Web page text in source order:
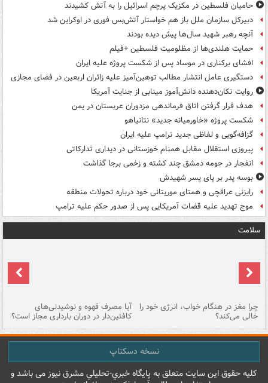
حامیان فلسطین در مکزیک پرچم اسرائیل را به آتش کشیدند
دبیرکل سازمان ملل باز هم خواستار آتش‌بس فوری در اوکراین شد
آنچه رهبر شهید سال‌ها پیش دیده بودند
حمایت هلندی‌ها از مظلومیت فلسطین +فیلم
افشای برکناری در موساد پس از شکست پروژه علیه ایران
دستگیری عامل انتشار مطالب توهین‌آمیز علیه زائران اربعین در فضای مجازی
روایت تکان‌دهنده دانش‌آموز مینابی از جنایت آمریکا
هدف قرار گرفتن اتاق‌ فرماندهی مزدوران عربستان در یمن
شکست پروژه «خاورمیانه جدید» نتانیاهو
گزافه‌گویی و لفاظی جدید ترامپ علیه ایران
پیروزی استقلال مقابل همنام خوزستانی در دیداری تدارکاتی
انفجار در حومه دمشق چند کشته و زخمی برجا گذاشت
بوسه‌ پدر بر پای پسر شهیدش
رایزنی عراقچی و همتای موریتانی خود درباره تحولات منطقه
موج تهدید علیه قضات آمریکایی پس از صدور حکم علیه ترامپ
سلامت
چرا مغز در هنگام خواب، انرژی خود را
خالی می‌کند؟
آیا مصرف قهوه و نوشیدنی‌های
کافئین‌دار در دوران بارداری مجاز است؟
نسخه دسکتاپ
کليه حقوق اين سايت متعلق به پایگاه خبري-تحليلي مشرق نيوز می باشد و